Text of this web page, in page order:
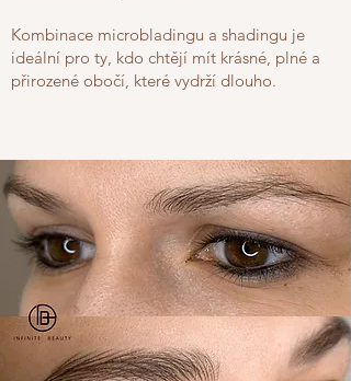
Kombinace microbladingu a shadingu je
ideální pro ty, kdo chtějí mít krásné, plné a
přirozené obočí, které vydrží dlouho.